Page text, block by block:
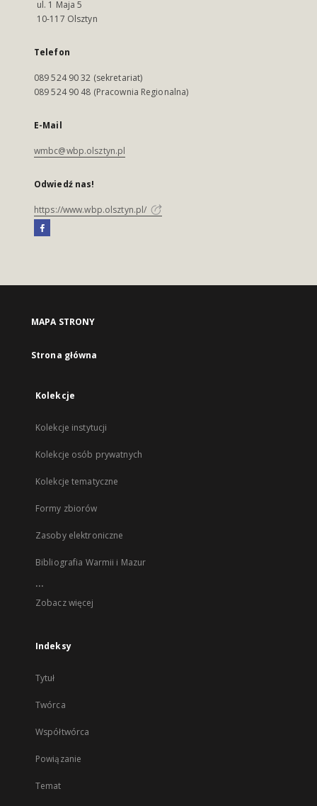
ul. 1 Maja 5
10-117 Olsztyn
Telefon
089 524 90 32 (sekretariat)
089 524 90 48 (Pracownia Regionalna)
E-Mail
wmbc@wbp.olsztyn.pl
Odwiedź nas!
https://www.wbp.olsztyn.pl/
MAPA STRONY
Strona główna
Kolekcje
Kolekcje instytucji
Kolekcje osób prywatnych
Kolekcje tematyczne
Formy zbiorów
Zasoby elektroniczne
Bibliografia Warmii i Mazur
...
Zobacz więcej
Indeksy
Tytuł
Twórca
Współtwórca
Powiązanie
Temat